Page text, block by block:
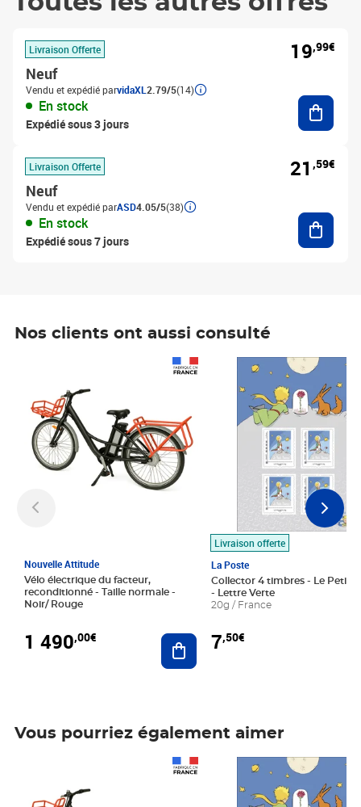
Livraison Offerte
Neuf
Vendu et expédié parvidaXL 2.79/5(14)
En stock
Expédié sous 3 jours
19,99€
Livraison Offerte
Neuf
Vendu et expédié parASD4.05/5(38)
En stock
Expédié sous 7 jours
21 ,59€
Nos clients ont aussi consulté
Nouvelle Attitude
Vélo électrique du facteur,
reconditionné - Taille normale -
Noir/ Rouge
1 490,00€ Ajouter au panier
Livraison offerte
La Poste
Collector 4 timbres - Le Petit
- Lettre Verte
20g / France
7,50€
Prix 7,50€
Vous pourriez également aimer
Prix 7,50€